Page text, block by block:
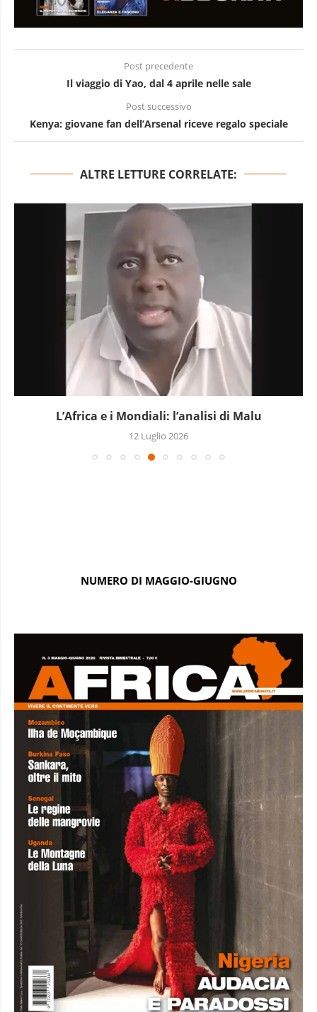
Post precedente
Il viaggio di Yao, dal 4 aprile nelle sale
Post successivo
Kenya: giovane fan dell’Arsenal riceve regalo speciale
ALTRE LETTURE CORRELATE:
L’Africa e i Mondiali: l’analisi di Malu
12 Luglio 2026
NUMERO DI MAGGIO-GIUGNO